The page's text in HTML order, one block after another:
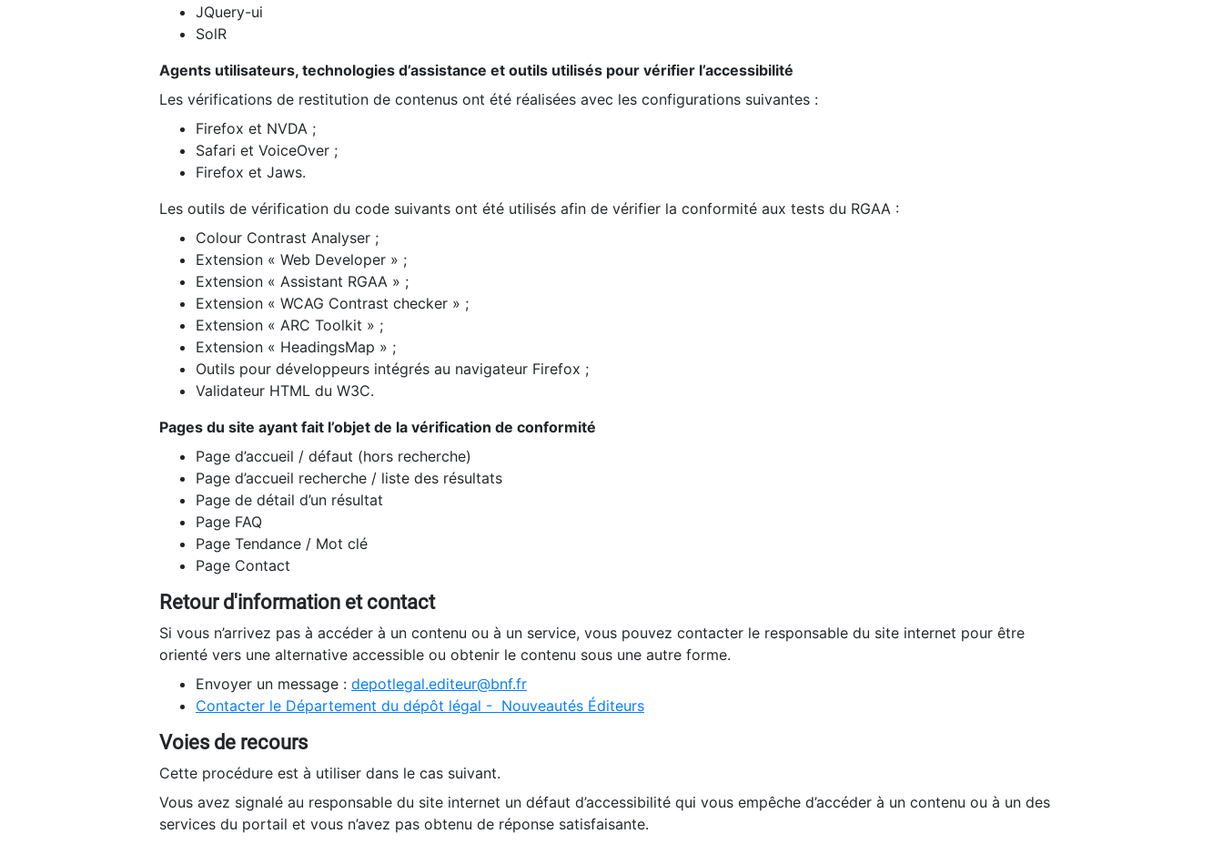
JQuery-ui
SolR
Agents utilisateurs, technologies d’assistance et outils utilisés pour vérifier l’accessibilité
Les vérifications de restitution de contenus ont été réalisées avec les configurations suivantes :
Firefox et NVDA ;
Safari et VoiceOver ;
Firefox et Jaws.
Les outils de vérification du code suivants ont été utilisés afin de vérifier la conformité aux tests du RGAA :
Colour Contrast Analyser ;
Extension « Web Developer » ;
Extension « Assistant RGAA » ;
Extension « WCAG Contrast checker » ;
Extension « ARC Toolkit » ;
Extension « HeadingsMap » ;
Outils pour développeurs intégrés au navigateur Firefox ;
Validateur HTML du W3C.
Pages du site ayant fait l’objet de la vérification de conformité
Page d’accueil / défaut (hors recherche)
Page d’accueil recherche / liste des résultats
Page de détail d’un résultat
Page FAQ
Page Tendance / Mot clé
Page Contact
Retour d'information et contact
Si vous n’arrivez pas à accéder à un contenu ou à un service, vous pouvez contacter le responsable du site internet pour être
orienté vers une alternative accessible ou obtenir le contenu sous une autre forme.
Envoyer un message : depotlegal.editeur@bnf.fr
Contacter le Département du dépôt légal - Nouveautés Éditeurs
Voies de recours
Cette procédure est à utiliser dans le cas suivant.
Vous avez signalé au responsable du site internet un défaut d’accessibilité qui vous empêche d’accéder à un contenu ou à un des
services du portail et vous n’avez pas obtenu de réponse satisfaisante.